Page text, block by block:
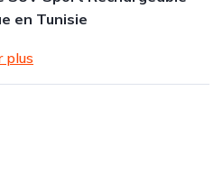
en Tunisie
plus